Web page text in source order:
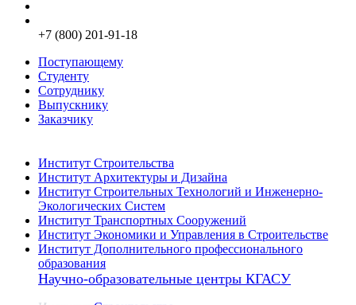
+7 (800) 201-91-18
Поступающему
Студенту
Сотруднику
Выпускнику
Заказчику
Институт Строительства
Институт Архитектуры и Дизайна
Институт Строительных Технологий и Инженерно-
Экологических Систем
Институт Транспортных Сооружений
Институт Экономики и Управления в Строительстве
Институт Дополнительного профессионального
образования
Научно-образовательные центры КГАСУ